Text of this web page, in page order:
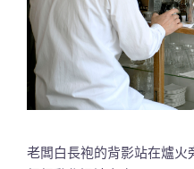
老闆白長袍的背影站在爐